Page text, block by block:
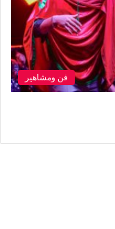
فن ومشاهير